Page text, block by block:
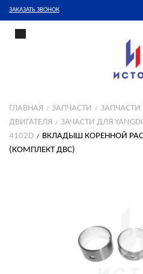
ЗАКАЗАТЬ ЗВОНОК
ГЛАВНАЯ ЗАПЧАСТИ
ДВИГАТЕЛЯ
ЗАЧАСТИ ДЛЯ
4102D
ВКЛАДЫШ КОРЕННОЙ
(КОМПЛЕКТ ДВС)